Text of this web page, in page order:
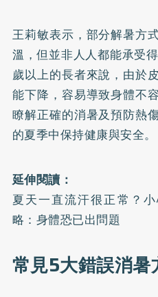
王莉敏表示，部分解暑方
溫，但並非人人都能承受
歲以上的長者來說，由於
能下降，容易導致身體不
瞭解正確的消暑及預防熱
的夏季中保持健康與安全。
延伸閱讀：
夏天一直流汗很正常？
略：身體恐已出問題
常見5大錯誤消暑